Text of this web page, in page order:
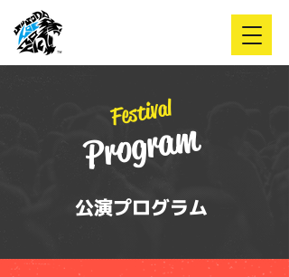
Festival
Program
公演プログラム